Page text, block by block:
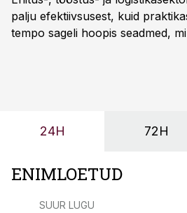
palju efektiivsusest, kuid
tempo sageli hoopis seadmed,
24H 72H
ENIMLOETUD
SUUR LUGU